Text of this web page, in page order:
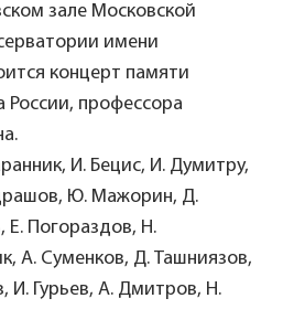
зале Московской
имени
концерт памяти
России, профессора
И. Бецис, И. Думитру,
Ю. Мажорин, Д.
Е. Погораздов, Н.
А. Суменков, Д. Ташниязов,
И. Гурьев, А. Дмитров, Н.